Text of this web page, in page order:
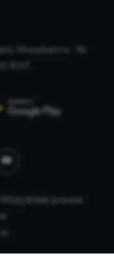
Mieszkańca - Nr
prawa